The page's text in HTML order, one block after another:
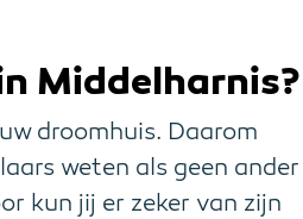
Middelharnis?
droomhuis. Daarom
weten als geen ander
kun jij er zeker van zijn